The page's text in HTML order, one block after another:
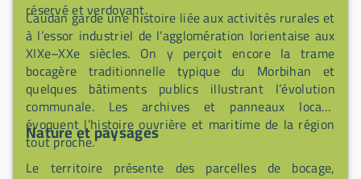
réservé et verdoyant.
Caudan garde une histoire liée aux activités rurales et
à l’essor industriel de l’agglomération lorientaise aux
XIXe–XXe siècles. On y perçoit encore la trame
bocagère traditionnelle typique du Morbihan et
quelques bâtiments publics illustrant l’évolution
communale. Les archives et panneaux locaux
évoquent l’histoire ouvrière et maritime de la région
tout proche.
Nature et paysages
Le territoire présente des parcelles de bocage,